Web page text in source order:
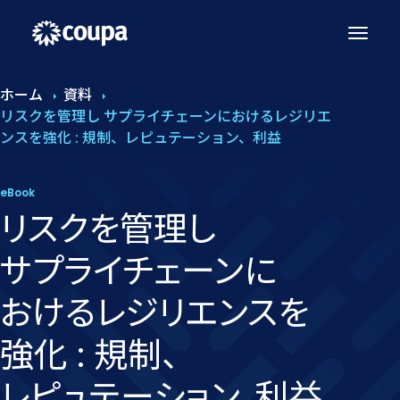
ホーム
資料
リスクを管理し サプライチェーンにおけるレジリエ
ンスを強化 : 規制、レピュテーション、利益
eBook
リスクを​管理し
サプライチェーンに​
おける​レジリエンスを​
強化 : 規制、​